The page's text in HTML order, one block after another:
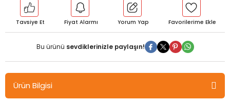
Tavsiye Et Fiyat Alarmı Yorum Yap
Bu ürünü sevdiklerinizle paylaşın!
Ürün Bilgisi